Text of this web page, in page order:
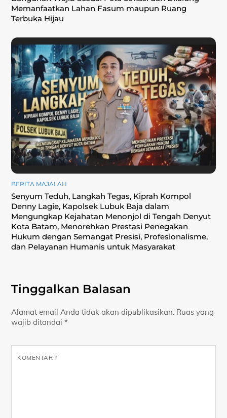
Memanfaatkan Lahan Fasum maupun Ruang
Terbuka Hijau
BERITA MAJALAH
Senyum Teduh, Langkah Tegas, Kiprah Kompol
Denny Lagie, Kapolsek Lubuk Baja dalam
Mengungkap Kejahatan Menonjol di Tengah Denyut
Kota Batam, Menorehkan Prestasi Penegakan
Hukum dengan Semangat Presisi, Profesionalisme,
dan Pelayanan Humanis untuk Masyarakat
Tinggalkan Balasan
Alamat email Anda tidak akan dipublikasikan. Ruas yang
wajib ditandai*
KOMENTAR *